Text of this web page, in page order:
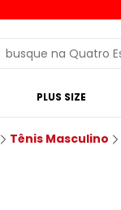
PLUS SIZE
Tênis Masculino